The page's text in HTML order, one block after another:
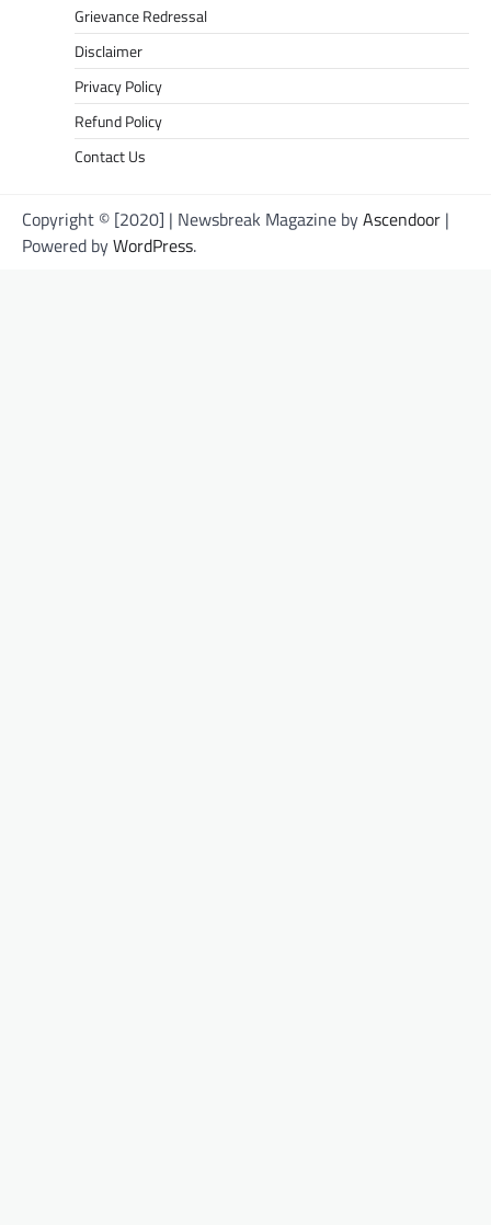
Grievance Redressal
Disclaimer
Privacy Policy
Refund Policy
Contact Us
Copyright © [2020] | Newsbreak Magazine byAscendoor |
Powered byWordPress.